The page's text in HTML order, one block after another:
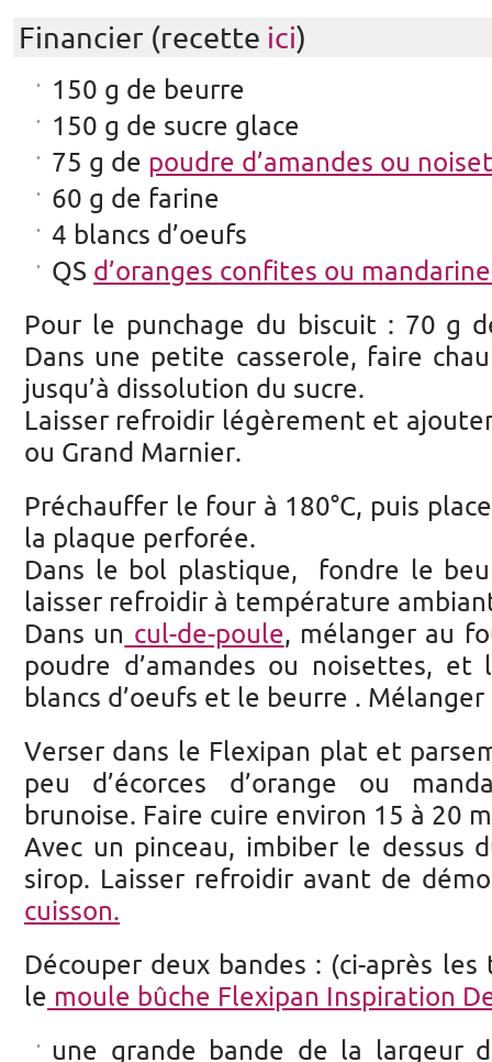
Financier (recette ici)
150 g de beurre
150 g de sucre glace
75 g de poudre d’amandes ou
60 g de farine
4 blancs d’oeufs
QS d’oranges confites ou
Pour le punchage du biscuit : 70 g
Dans une petite casserole, faire
jusqu’à dissolution du sucre.
Laisser refroidir légèrement et
ou Grand Marnier.
Préchauffer le four à 180°C, puis
la plaque perforée.
Dans le bol plastique, fondre le
laisser refroidir à température
Dans un cul-de-poule, mélanger au
poudre d’amandes ou noisettes,
blancs d’oeufs et le beurre . Mélanger
Verser dans le Flexipan plat et
peu d’écorces d’orange ou
brunoise. Faire cuire environ 15 à 20
Avec un pinceau, imbiber le dessus
sirop. Laisser refroidir avant de
cuisson.
Découper deux bandes : (ci-après
le moule bûche Flexipan Inspiration
une grande bande de la largeur